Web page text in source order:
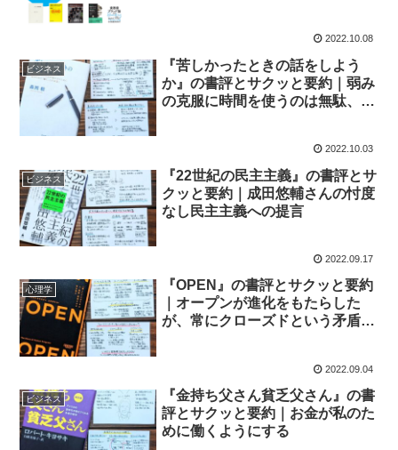
2022.10.08
ビジネス
『苦しかったときの話をしよう
か』の書評とサクッと要約｜弱み
の克服に時間を使うのは無駄、強
2022.10.03
ビジネス
『22世紀の民主主義』の書評とサ
クッと要約｜成田悠輔さんの忖度
なし民主主義への提言
2022.09.17
心理学
『OPEN』の書評とサクッと要約
｜オープンが進化をもたらした
が、常にクローズドという矛盾を
2022.09.04
ビジネス
『金持ち父さん貧乏父さん』の書
評とサクッと要約｜お金が私のた
めに働くようにする